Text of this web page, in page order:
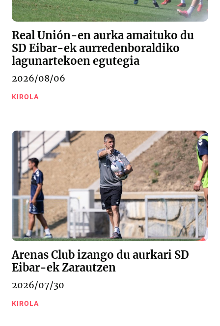
Real Unión-en aurka amaituko du
SD Eibar-ek aurredenboraldiko
lagunartekoen egutegia
2026/08/06
KIROLA
Arenas Club izango du aurkari SD
Eibar-ek Zarautzen
2026/07/30
KIROLA